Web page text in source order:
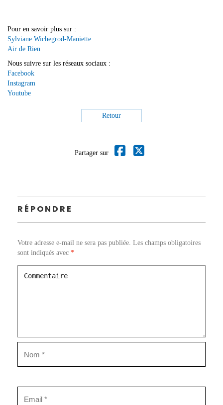
Pour en savoir plus sur :
Sylviane Wichegrod-Maniette
Air de Rien
Nous suivre sur les réseaux sociaux :
Facebook
Instagram
Youtube
Retour
Partager sur
RÉPONDRE
Votre adresse e-mail ne sera pas publiée. Les champs obligatoires
sont indiqués avec *